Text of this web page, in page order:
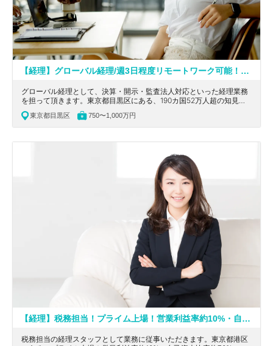
【経理】グローバル経理/週3日程度リモートワーク可能！190カ国52万人超の知見データベースを強みとして、企業へのスポットコンサルティングを提供するグロース上場企業
グローバル経理として、決算・開示・監査法人対応といった経理業務
を担って頂きます。東京都目黒区にある、190カ国52万人超の知見デ
ータベースを強みとして、企業へのスポットコンサルティングを行う
グロース上場企業の求人です。
東京都目黒区 750〜1,000万円
【経理】税務担当！プライム上場！営業利益率約10%・自己資本比率約70%の自動車部品業界でトップクラスの収益性・安全性を誇る独立系企業
税務担当の経理スタッフとして業務に従事いただきます。東京都港区